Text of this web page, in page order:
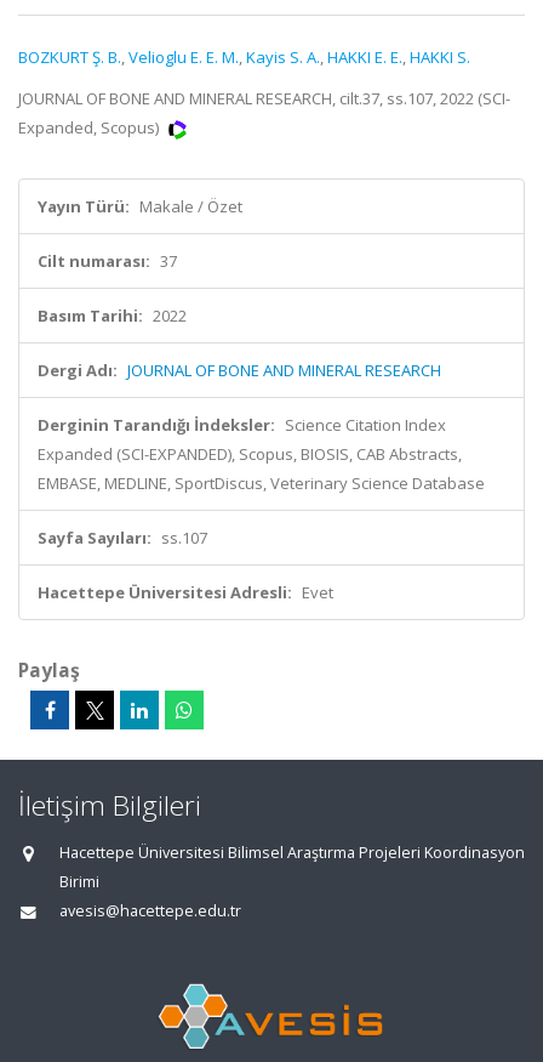
BOZKURT Ş. B.,Velioglu E. E. M.,Kayis S. A.,HAKKI E. E.,HAKKI S.
JOURNAL OF BONE AND MINERAL RESEARCH, cilt.37, ss.107, 2022 (SCI-
Expanded, Scopus)
Yayın Türü: Makale / Özet
Cilt numarası: 37
Basım Tarihi: 2022
Dergi Adı: JOURNAL OF BONE AND MINERAL RESEARCH
Derginin Tarandığı İndeksler: Science Citation Index
Expanded (SCI-EXPANDED), Scopus, BIOSIS, CAB Abstracts,
EMBASE, MEDLINE, SportDiscus, Veterinary Science Database
Sayfa Sayıları: ss.107
Hacettepe Üniversitesi Adresli: Evet
Paylaş
İletişim Bilgileri
Hacettepe Üniversitesi Bilimsel Araştırma Projeleri Koordinasyon
Birimi
avesis@hacettepe.edu.tr